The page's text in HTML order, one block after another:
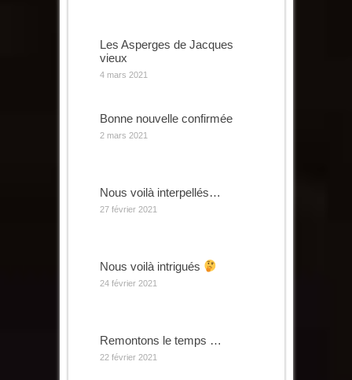
Les Asperges de Jacques
vieux
4 mars 2021
Bonne nouvelle confirmée
2 mars 2021
Nous voilà interpellés…
27 février 2021
Nous voilà intrigués
24 février 2021
Remontons le temps …
22 février 2021